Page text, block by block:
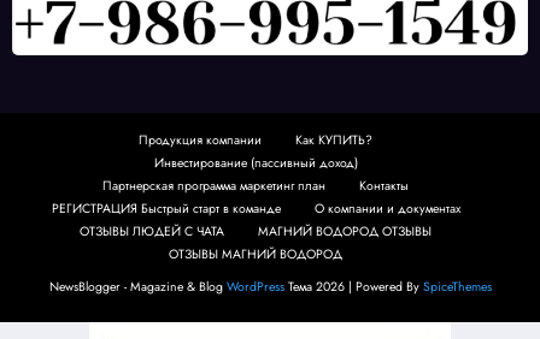
Продукция компании
Как КУПИТЬ?
Инвестирование (пассивный доход)
Партнерская программа маркетинг план
Контакты
РЕГИСТРАЦИЯ Быстрый старт в команде
О компании и документах
ОТЗЫВЫ ЛЮДЕЙ С ЧАТА
МАГНИЙ ВОДОРОД ОТЗЫВЫ
ОТЗЫВЫ МАГНИЙ ВОДОРОД
NewsBlogger - Magazine & Blog WordPressТема 2026 | Powered By SpiceThemes